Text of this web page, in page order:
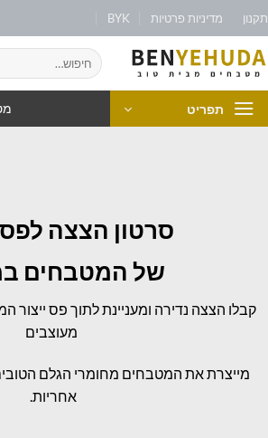
תקנון מדיניות פרטיות BYK
תפריט
סרטון הצצה לפס
של המטבחים
קבלו הצצה נדירה ומעניינת לתוך פס ייצור
מעוצבים
אחריות.